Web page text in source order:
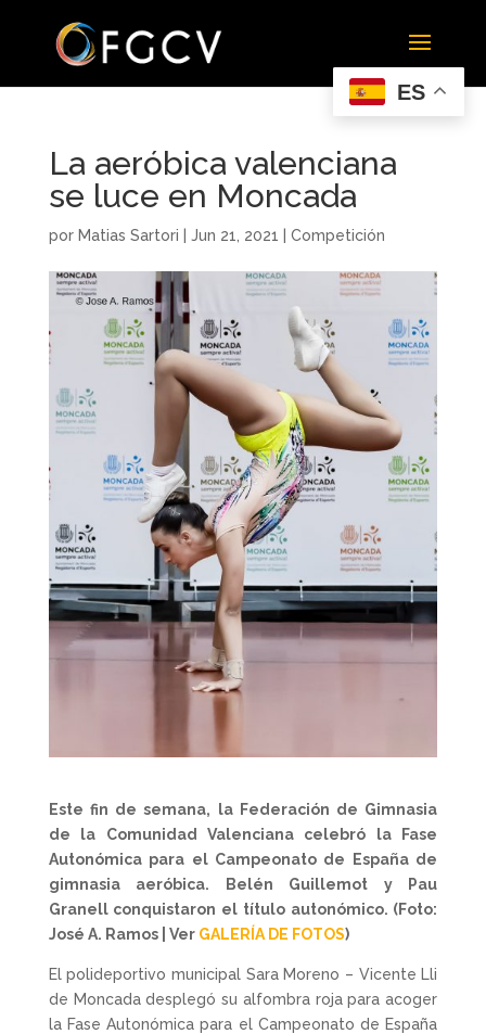
La aeróbica valenciana
se luce en Moncada
por Matias Sartori Jun 21, 2021 Competición
Este fin de semana, la Federación de Gimnasia
de la Comunidad Valenciana celebró la Fase
Autonómica para el Campeonato de España de
gimnasia aeróbica. Belén Guillemot y Pau
Granell conquistaron el título autonómico. (Foto:
José A. Ramos | Ver GALERÍA DE FOTOS)
El polideportivo municipal Sara Moreno – Vicente Lli
de Moncada desplegó su alfombra roja para acoger
la Fase Autonómica para el Campeonato de España
ES